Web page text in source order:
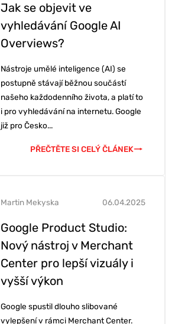
Jak se objevit ve
vyhledávání Google AI
Overviews?
Nástroje umělé inteligence (AI) se
postupně stávají běžnou součástí
našeho každodenního života, a platí to
i pro vyhledávání na internetu. Google
již pro Česko...
PŘEČTĚTE SI CELÝ ČLÁNEK
Google Product Studio:
Nový nástroj v Merchant
Center pro lepší vizuály i
vyšší výkon
06.04.2025
Martin Mekyska
Google spustil dlouho slibované
vylepšení v rámci Merchant Center.